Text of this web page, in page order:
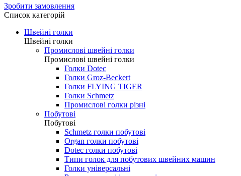
0.00 грн.
Зробити замовлення
Список категорій
Швейні голки
Швейні голки
Промислові швейні голки
Промислові швейні голки
Голки Dotec
Голки Groz-Beckert
Голки FLYING TIGER
Голки Schmetz
Промислові голки різні
Побутові
Побутові
Schmetz голки побутові
Organ голки побутові